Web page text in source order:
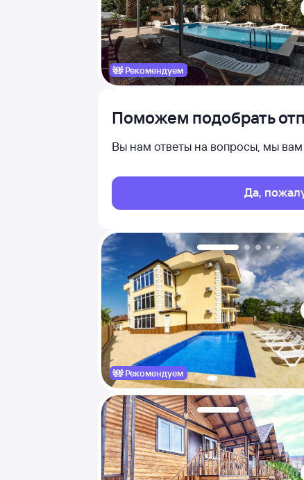
Рекомендуем
Поможем подобрать
Вы нам ответы на вопросы, мы
Да,
Рекомендуем